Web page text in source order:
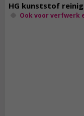
HG kunststof
Ook voor verfwerk